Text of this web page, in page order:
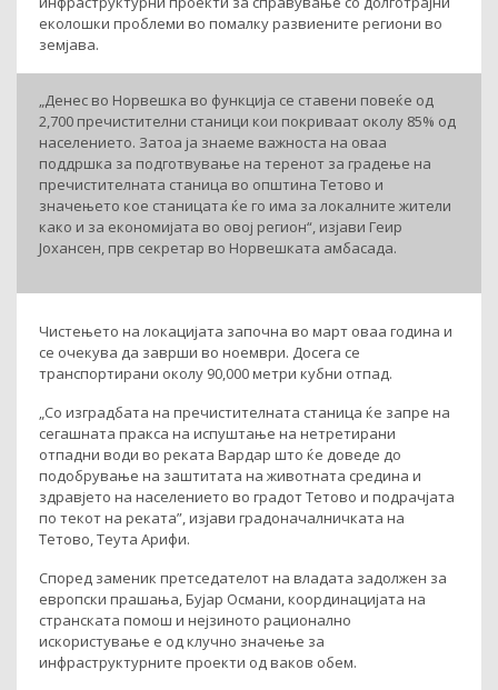
еколошки проблеми во помалку развиените региони во
земјава.
„Денес во Норвешка во функција се ставени повеќе од
2,700 пречистителни станици кои покриваат околу 85% од
населението. Затоа ја знаеме важноста на оваа
поддршка за подготвување на теренот за градење на
пречистителната станица во општина Тетово и
значењето кое станицата ќе го има за локалните жители
како и за економијата во овој регион“, изјави Геир
Јохансен, прв секретар во Норвешката амбасада.
Чистењето на локацијата започна во март оваа година и
се очекува да заврши во ноември. Досега се
транспортирани околу 90,000 метри кубни отпад.
„Со изградбата на пречистителната станица ќе запре на
сегашната пракса на испуштање на нетретирани
отпадни води во реката Вардар што ќе доведе до
подобрување на заштитата на животната средина и
здравјето на населението во градот Тетово и подрачјата
по текот на реката”, изјави градоначалничката на
Тетово, Теута Арифи.
Според заменик претседателот на владата задолжен за
европски прашања, Бујар Османи, координацијата на
странската помош и нејзиното рационално
искористување е од клучно значење за
инфраструктурните проекти од ваков обем.